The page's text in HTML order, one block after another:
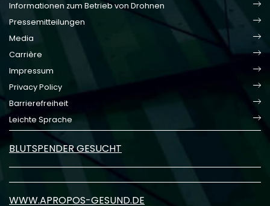
Informationen zum Betrieb von Drohnen
Pressemitteilungen
Media
Carrière
Impressum
Privacy Policy
Barrierefreiheit
Leichte Sprache
BLUTSPENDER GESUCHT
WWW.APROPOS-GESUND.DE